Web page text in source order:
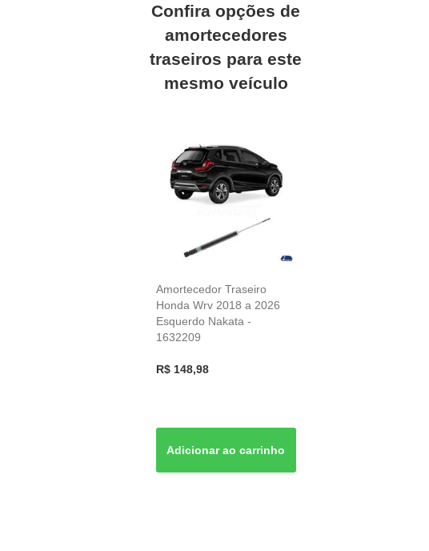
Confira opções de
amortecedores
traseiros para este
mesmo veículo
Amortecedor Traseiro
Honda Wrv 2018 a 2026
Esquerdo Nakata -
1632209
R$ 148,98